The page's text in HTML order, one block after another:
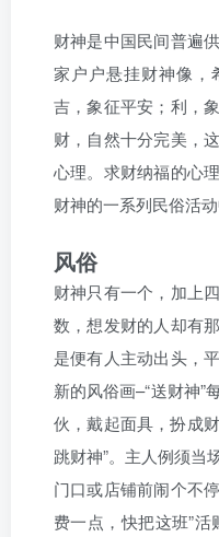
财神是中国民间普遍
家户户悬挂财神像，
吉，象征平安；利，
财，自然十分完美，
心理。求财纳福的心
财神的一系列民俗活动
风俗
财神只有一个，加上
数，想发财的人却有
是便有人主动出头，
新的风俗画–“送财神”
伙，戴起面具，扮成
跳财神”。主人例须当
门口或店铺前闹个不
费一点，快把这班”